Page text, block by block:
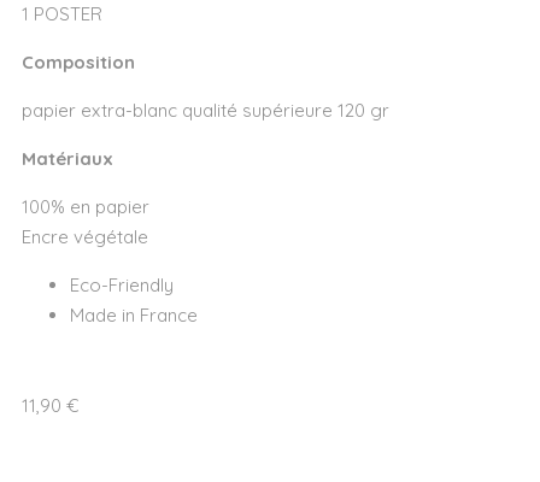
1 POSTER
Composition
papier extra-blanc qualité supérieure 120 gr
Matériaux
100% en papier
Encre végétale
Eco-Friendly
Made in France
11,90 €